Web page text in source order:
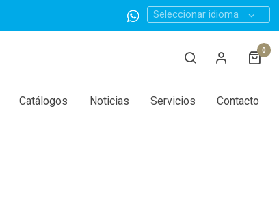
Seleccionar idioma
0
Catálogos Noticias Servicios Contacto